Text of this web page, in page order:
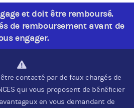
et doit être remboursé.
de remboursement avant de
engager.
contacté par de faux chargés de
qui vous proposent de bénéficier
en vous demandant de